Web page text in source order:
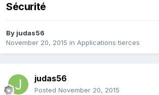
Sécurité
By judas56
November 20, 2015 in Applications tierces
judas56
Posted November 20, 2015